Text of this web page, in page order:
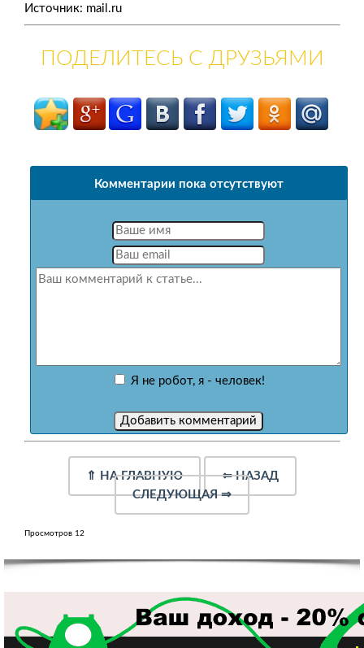
Источник: mail.ru
ПОДЕЛИТЕСЬ С ДРУЗЬЯМИ
Комментарии пока отсутствуют
Я не робот, я - человек!
⇑ НА ГЛАВНУЮ ⇐НАЗАД
СЛЕДУЮЩАЯ⇒
Просмотров 12